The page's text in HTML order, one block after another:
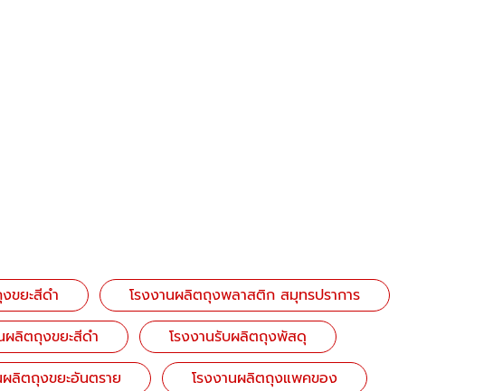
ขยะสีดำ
โรงงานผลิตถุงพลาสติก สมุทรปราการ
ผลิตถุงขยะสีดำ
โรงงานรับผลิตถุงพัสดุ
ผลิตถุงขยะอันตราย
โรงงานผลิตถุงแพคของ